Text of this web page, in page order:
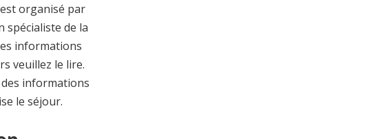
organisé par
spécialiste de la
informations
veuillez le lire.
des informations
le séjour.